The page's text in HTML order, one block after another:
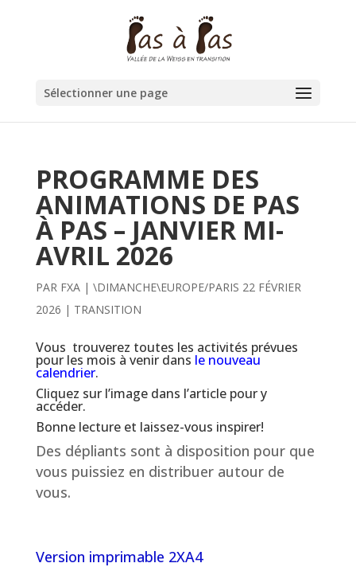
Sélectionner une page
PROGRAMME DES
ANIMATIONS DE PAS
À PAS – JANVIER MI-
AVRIL 2026
PAR FXA| \DIMANCHE\EUROPE/PARIS 22 FÉVRIER
2026 | TRANSITION
Vous trouverez toutes les activités prévues
pour les mois à venir dans le nouveau
calendrier.
Cliquez sur l’image dans l’article pour y
accéder.
Bonne lecture et laissez-vous inspirer!
Des dépliants sont à disposition pour que
vous puissiez en distribuer autour de
vous.
Version imprimable 2XA4